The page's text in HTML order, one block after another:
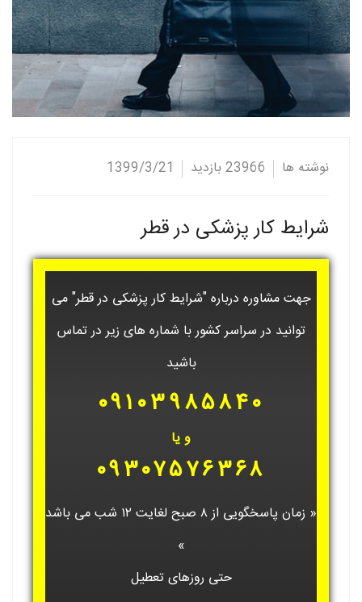
نوشته ها 23966 بازدید 1399/3/21
شرایط کار پزشکی در قطر
جهت مشاوره درباره "شرایط کار پزشکی در قطر" می
توانید در سراسر کشور با شماره های زیر در تماس
باشید
۰۹۱۰۳۹۸۵۸۴۰
و یا
۰۹۳۰۷۵۷۶۳۶۸
« زمان پاسخگویی از ۸ صبح لغایت ۱۲ شب می باشد
»
حتی روزهای تعطیل